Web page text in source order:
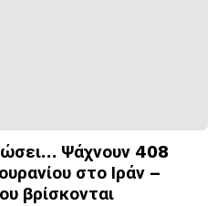
Ψάχνουν 408
στο Ιράν –
βρίσκονται